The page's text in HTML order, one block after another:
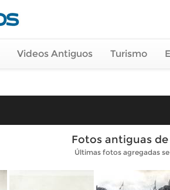
Videos Antiguos Turismo
Fotos antiguas
Últimas fotos agregadas